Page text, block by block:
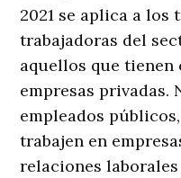
2021 se aplica a los
trabajadoras del
aquellos que
empresas privadas.
empleados
trabajen en
relaciones